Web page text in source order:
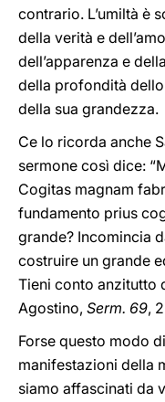
contrario. L’umiltà è
della verità e
dell’apparenza e
della profondità
della sua grandezza.
Ce lo ricorda anche
sermone così dice:
Cogitas magnam
fundamento prius
grande? Incomincia
costruire un grande
Tieni conto anzitutto
Agostino, Serm. 69,
Forse questo modo
manifestazioni della
siamo affascinati da